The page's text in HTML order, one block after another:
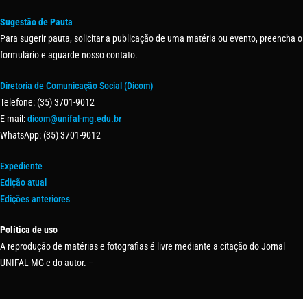
Sugestão de Pauta
Para sugerir pauta, solicitar a publicação de uma matéria ou evento, preencha o
formulário e aguarde nosso contato.
Diretoria de Comunicação Social (Dicom)
Telefone: (35) 3701-9012
E-mail:dicom@unifal-mg.edu.br
WhatsApp: (35) 3701-9012
Expediente
Edição atual
Edições anteriores
Política de uso
A reprodução de matérias e fotografias é livre mediante a citação do Jornal
UNIFAL-MG e do autor. –